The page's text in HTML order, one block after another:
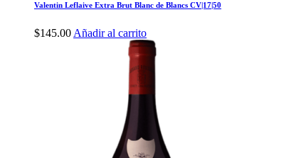
Valentin Leflaive Extra Brut Blanc de Blancs CV|17|50
$145.00 Añadir al carrito